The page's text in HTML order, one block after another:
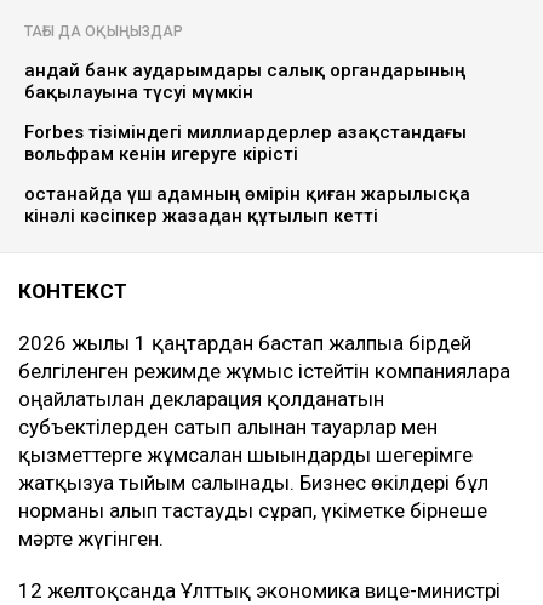
ТАҒЫ ДА ОҚЫҢЫЗДАР
Қандай банк аударымдары салық органдарының
бақылауына түсуі мүмкін
Forbes тізіміндегі миллиардерлер Қазақстандағы
вольфрам кенін игеруге кірісті
Қостанайда үш адамның өмірін қиған жарылысқа
кінәлі кәсіпкер жазадан құтылып кетті
КОНТЕКСТ
2026 жылғы 1 қаңтардан бастап жалпыға бірдей
белгіленген режимде жұмыс істейтін компанияларға
оңайлатылған декларация қолданатын
субъектілерден сатып алынған тауарлар мен
қызметтерге жұмсалған шығындарды шегерімге
жатқызуға тыйым салынады. Бизнес өкілдері бұл
норманы алып тастауды сұрап, үкіметке бірнеше
мәрте жүгінген.
12 желтоқсанда Ұлттық экономика вице-министрі